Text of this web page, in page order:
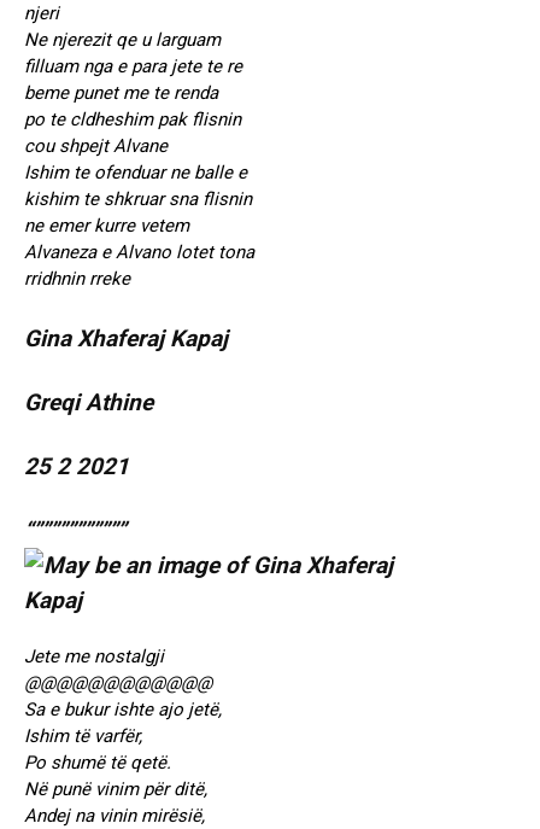
njeri
Ne njerezit qe u larguam
filluam nga e para jete te re
beme punet me te renda
po te cldheshim pak flisnin
cou shpejt Alvane
Ishim te ofenduar ne balle e
kishim te shkruar sna flisnin
ne emer kurre vetem
Alvaneza e Alvano lotet tona
rridhnin rreke
Gina Xhaferaj Kapaj
Greqi Athine
25 2 2021
“”””””””””””
Jete me nostalgji
@@@@@@@@@@@@
Sa e bukur ishte ajo jetë,
Ishim të varfër,
Po shumë të qetë.
Në punë vinim për ditë,
Andej na vinin mirësië,